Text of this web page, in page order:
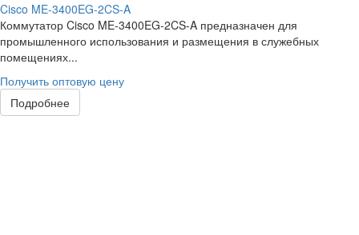
Cisco ME-3400EG-2CS-A
Коммутатор Cisco ME-3400EG-2CS-A предназначен для
промышленного использования и размещения в служебных
помещениях...
Получить оптовую цену
Подробнее